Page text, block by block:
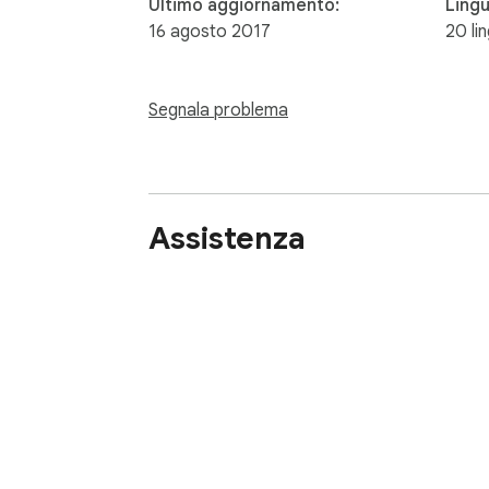
Ultimo aggiornamento:
16 agosto 2017
Segnala problema
20
Assistenza